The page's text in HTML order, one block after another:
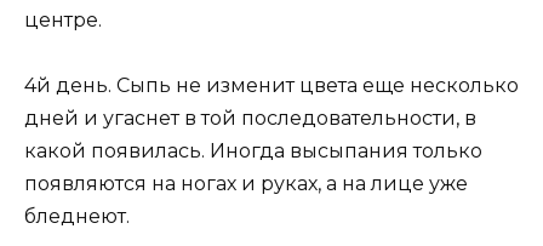
центре.
4й день. Сыпь не изменит цвета еще несколько
дней и угаснет в той последовательности, в
какой появилась. Иногда высыпания только
появляются на ногах и руках, а на лице уже
бледнеют.